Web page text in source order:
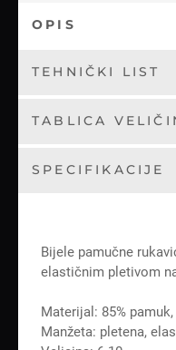
OPIS
TEHNIČKI LIST
TABLICA
SPECIFIKACIJE
Bijele pamučne
elastičnim pletivom
Materijal: 85%
Manžeta: pletena,